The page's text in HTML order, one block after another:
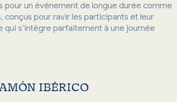
un événement de longue durée comme
pour ravir les participants et leur
s’intègre parfaitement à une journée
IBÉRICO